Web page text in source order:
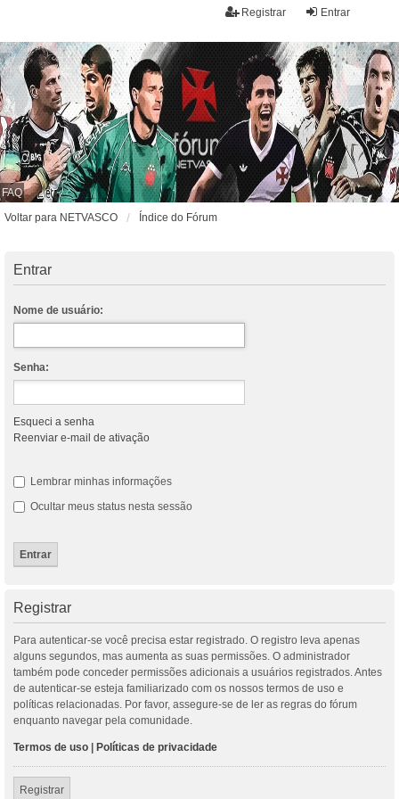
Entrar
Registrar
FAQ
Voltar para NETVASCO
Índice do Fórum
Entrar
Nome de usuário:
Senha:
Esqueci a senha
Reenviar e-mail de ativação
Lembrar minhas informações
Ocultar meus status nesta sessão
Registrar
Para autenticar-se você precisa estar registrado. O registro leva apenas
alguns segundos, mas aumenta as suas permissões. O administrador
também pode conceder permissões adicionais a usuários registrados. Antes
de autenticar-se esteja familiarizado com os nossos termos de uso e
políticas relacionadas. Por favor, assegure-se de ler as regras do fórum
enquanto navegar pela comunidade.
Termos de uso Políticas de privacidade
Registrar